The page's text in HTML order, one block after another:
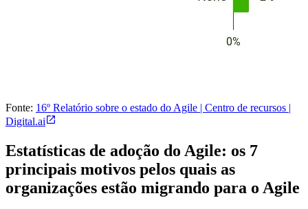
Fonte: 16º Relatório sobre o estado do Agile | Centro de recursos |
Digital.ai
Estatísticas de adoção do Agile: os 7
principais motivos pelos quais as
organizações estão migrando para o Agile